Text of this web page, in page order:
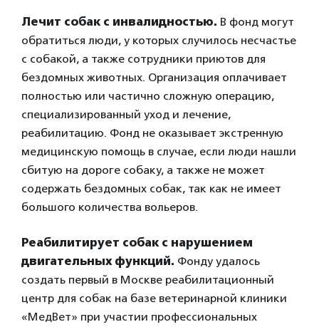
Лечит собак с инвалидностью. В фонд могут
обратиться люди, у которых случилось несчастье
с собакой, а также сотрудники приютов для
бездомных животных. Организация оплачивает
полностью или частично сложную операцию,
специализированный уход и лечение,
реабилитацию. Фонд не оказывает экстренную
медицинскую помощь в случае, если люди нашли
сбитую на дороге собаку, а также не может
содержать бездомных собак, так как не имеет
большого количества вольеров.
Реабилитирует собак с нарушением
двигательных функций. Фонду удалось
создать первый в Москве реабилитационный
центр для собак на базе ветеринарной клиники
«МедВет» при участии профессиональных